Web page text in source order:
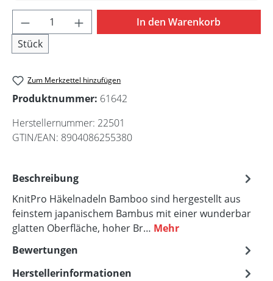
10,00mm
Produkt Anzahl: Gib den gewünschten
Stück
In den Warenkorb
Zum Merkzettel hinzufügen
Produktnummer: 61642
Herstellernummer: 22501
GTIN/EAN: 8904086255380
Beschreibung
KnitPro Häkelnadeln Bamboo sind hergestellt aus
feinstem japanischem Bambus mit einer wunderbar
glatten Oberfläche, hoher Br… Mehr
Bewertungen
Herstellerinformationen